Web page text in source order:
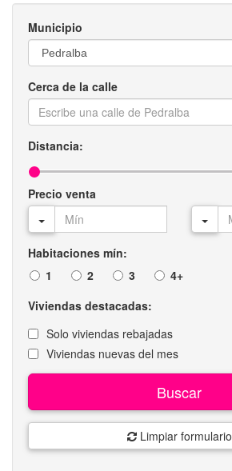
Municipio
Cerca de la calle
Distancia:
Precio venta
Habitaciones mín:
1
2 3 4+
Viviendas destacadas:
Solo viviendas rebajadas
Viviendas nuevas del mes
Buscar
Limpiar formulario